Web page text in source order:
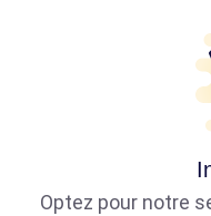
Optez pour notre